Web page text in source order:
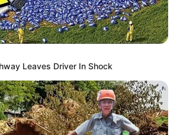
Leaves Driver In Shock